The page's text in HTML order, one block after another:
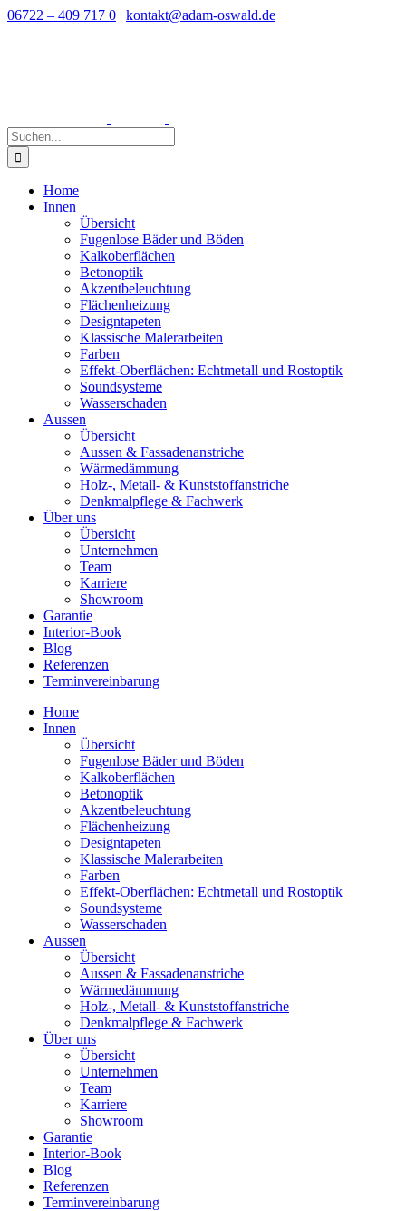
Zum
06722 – 409 717 0 | kontakt@adam-oswald.de
Suche
nach:
Home
Innen
Übersicht
Fugenlose Bäder und Böden
Kalkoberflächen
Betonoptik
Akzentbeleuchtung
Flächenheizung
Designtapeten
Klassische Malerarbeiten
Farben
Effekt-Oberflächen: Echtmetall und Rostoptik
Soundsysteme
Wasserschaden
Aussen
Übersicht
Aussen & Fassadenanstriche
Wärmedämmung
Holz-, Metall- & Kunststoffanstriche
Denkmalpflege & Fachwerk
Über uns
Übersicht
Unternehmen
Team
Karriere
Showroom
Garantie
Interior-Book
Blog
Referenzen
Terminvereinbarung
Home
Innen
Übersicht
Fugenlose Bäder und Böden
Kalkoberflächen
Betonoptik
Akzentbeleuchtung
Flächenheizung
Designtapeten
Klassische Malerarbeiten
Farben
Effekt-Oberflächen: Echtmetall und Rostoptik
Soundsysteme
Wasserschaden
Aussen
Übersicht
Aussen & Fassadenanstriche
Wärmedämmung
Holz-, Metall- & Kunststoffanstriche
Denkmalpflege & Fachwerk
Über uns
Übersicht
Unternehmen
Team
Karriere
Showroom
Garantie
Interior-Book
Blog
Referenzen
Terminvereinbarung